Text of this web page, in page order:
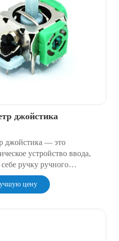
джойстика
джойстика — это
устройство ввода,
ручку ручного
или несколько
При перемещении
вал потенциометра.
цену